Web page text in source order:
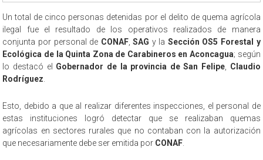
Un total de cinco personas detenidas por el delito de quema agrícola
ilegal fue el resultado de los operativos realizados de manera
conjunta por personal de CONAF,SAG y la Sección OS5 Forestal y
Ecológica de la Quinta Zona de Carabineros en Aconcagua; según
lo destacó el Gobernador de la provincia de San Felipe, Claudio
Rodríguez
Esto, debido a que al realizar diferentes inspecciones, el personal de
estas instituciones logró detectar que se realizaban quemas
agrícolas en sectores rurales que no contaban con la autorización
que necesariamente debe ser emitida por CONAF